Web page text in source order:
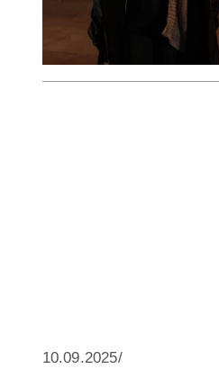
10.09.2025/